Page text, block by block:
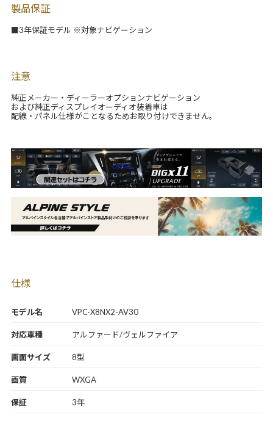
モデル名 VPC-X8NX2-AV30
製品保証
■3年保証モデル ※対象ナビゲーション
注意
純正メーカー・ディーラーオプションナビゲーション
および純正ディスプレイオーディオ装着車は
配線・パネル仕様がことなるためお取り付けできません。
仕様
対応車種 アルファード/ヴェルファイア
画面サイズ 8型
画質 WXGA
保証 3年